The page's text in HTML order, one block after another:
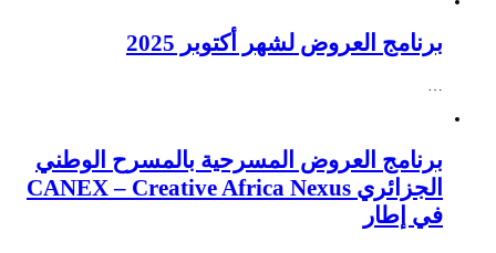
برنامج العروض لشهر أكتوبر 2025
برنامج العروض المسرحية بالمسرح الوطني
الجزائري CANEX – Creative Africa Nexus
في إطار